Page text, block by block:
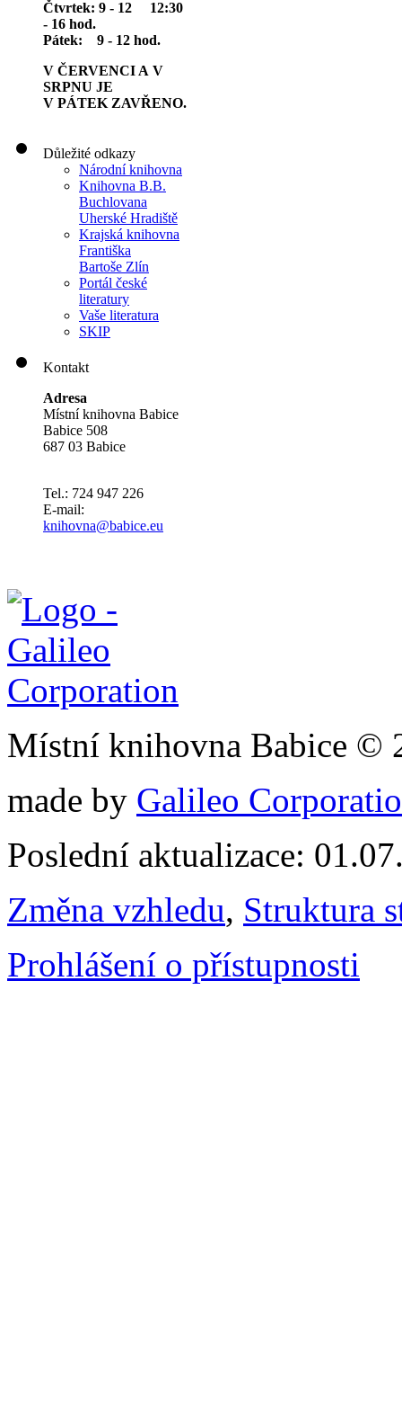
Čtvrtek: 9 - 12 12:30
- 16 hod.
Pátek: 9 - 12 hod.
V ČERVENCI A V
SRPNU JE
V PÁTEK ZAVŘENO.
Důležité odkazy
Národní knihovna
Knihovna B.B.
Buchlovana
Uherské Hradiště
Krajská knihovna
Františka
Bartoše Zlín
Portál české
literatury
Vaše literatura
SKIP
Kontakt
Adresa
Místní knihovna Babice
Babice 508
687 03 Babice
Tel.: 724 947 226
E-mail:
knihovna@babice.eu
Místní knihovna Babice ©
made by Galileo
Poslední aktualizace:
Změna vzhledu, Struktura
Prohlášení o přístupnosti